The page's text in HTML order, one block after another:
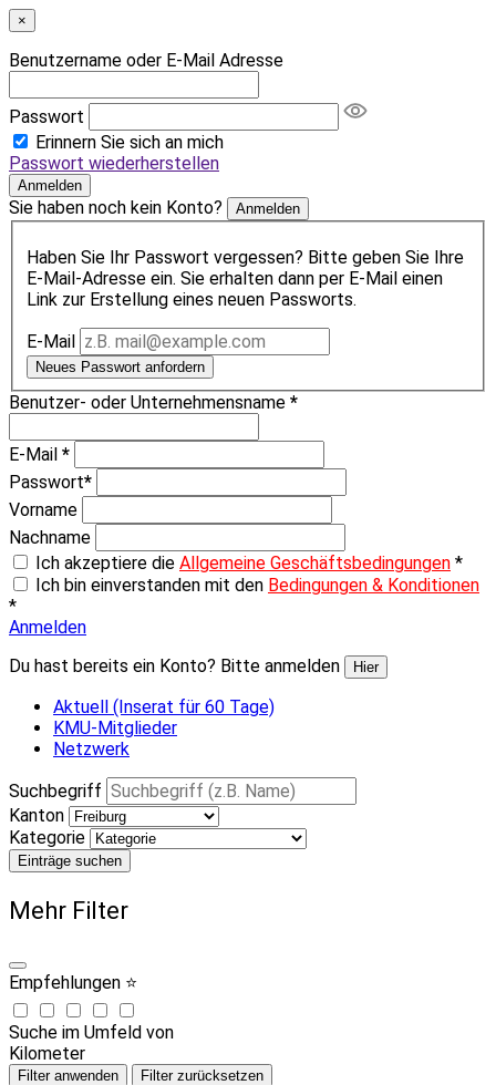
×
Benutzername oder E-Mail Adresse
Passwort
Erinnern Sie sich an mich
Passwort wiederherstellen
Anmelden
Sie haben noch kein Konto? Anmelden
Haben Sie Ihr Passwort vergessen? Bitte geben Sie Ihre
E-Mail-Adresse ein. Sie erhalten dann per E-Mail einen
Link zur Erstellung eines neuen Passworts.
E-Mail
Neues Passwort anfordern
Benutzer- oder Unternehmensname *
E-Mail *
Passwort*
Vorname
Nachname
Ich akzeptiere die Allgemeine Geschäftsbedingungen *
Ich bin einverstanden mit den Bedingungen & Konditionen
*
Anmelden
Du hast bereits ein Konto? Bitte anmelden
Hier
Aktuell (Inserat für 60 Tage)
KMU-Mitglieder
Netzwerk
Suchbegriff
Kanton
Kategorie
Einträge suchen
Mehr Filter
Empfehlungen ⭐
Suche im Umfeld von
Kilometer
Filter anwenden Filter zurücksetzen